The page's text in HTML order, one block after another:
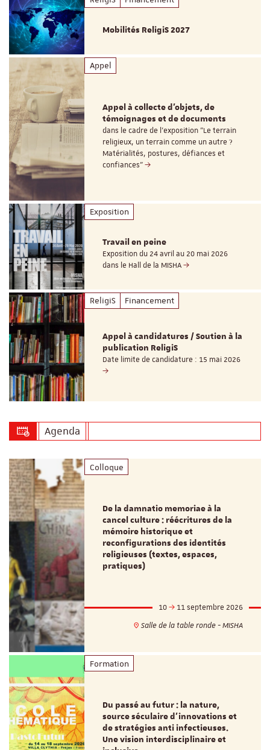
Mobilités ReligiS 2027
Appel
Appel à collecte d'objets, de
témoignages et de documents
dans le cadre de l'exposition "Le terrain
religieux, un terrain comme un autre ?
Matérialités, postures, défiances et
confiances"
Exposition
Travail en peine
Exposition du 24 avril au 20 mai 2026
dans le Hall de la MISHA
ReligiS Financement
Appel à candidatures / Soutien à la
publication ReligiS
Date limite de candidature : 15 mai 2026
Agenda
Colloque
De la damnatio memoriae à la
cancel culture : réécritures de la
mémoire historique et
reconfigurations des identités
religieuses (textes, espaces,
pratiques)
10
11 septembre 2026
Salle de la table ronde - MISHA
Formation
Du passé au futur : la nature,
source séculaire d’innovations et
de stratégies anti infectieuses.
Une vision interdisciplinaire et